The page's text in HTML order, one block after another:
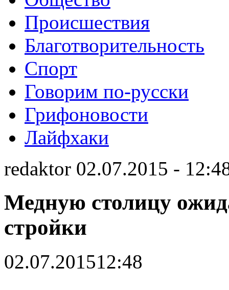
Происшествия
Благотворительность
Спорт
Говорим по-русски
Грифоновости
Лайфхаки
redaktor 02.07.2015 -
Медную столицу
стройки
02.07.201512:48